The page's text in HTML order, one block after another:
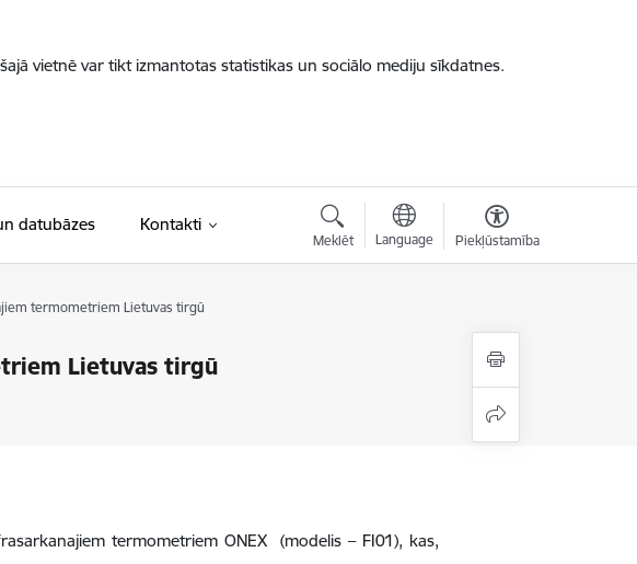
vietnē var tikt izmantotas statistikas un sociālo mediju sīkdatnes.
datubāzes Kontakti
Meklēt Language Piekļūstamība
termometriem Lietuvas tirgū
Lietuvas tirgū
termometriem ONEX (modelis – FI01), kas,